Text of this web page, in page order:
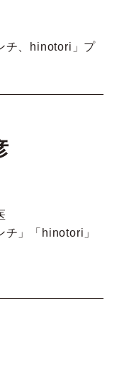
チ、hinotori」プ
チ」「hinotori」